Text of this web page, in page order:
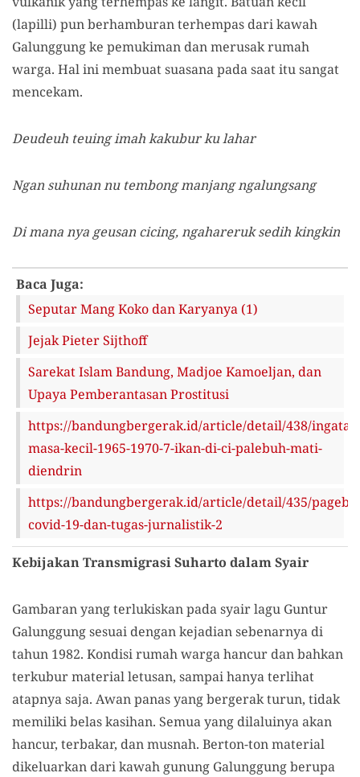
(lapilli) pun berhamburan terhempas dari kawah
Galunggung ke pemukiman dan merusak rumah
warga. Hal ini membuat suasana pada saat itu sangat
mencekam.
Deudeuh teuing imah kakubur ku lahar
Ngan suhunan nu tembong manjang ngalungsang
Di mana nya geusan cicing, ngahareruk sedih kingkin
Baca Juga:
Seputar Mang Koko dan Karyanya (1)
Jejak Pieter Sijthoff
Sarekat Islam Bandung, Madjoe Kamoeljan, dan
Upaya Pemberantasan Prostitusi
https://bandungbergerak.id/article/detail/438/
masa-kecil-1965-1970-7-ikan-di-ci-palebuh-mati-
diendrin
https://bandungbergerak.id/article/detail/435/
covid-19-dan-tugas-jurnalistik-2
Kebijakan Transmigrasi Suharto dalam Syair
Gambaran yang terlukiskan pada syair lagu Guntur
Galunggung sesuai dengan kejadian sebenarnya di
tahun 1982. Kondisi rumah warga hancur dan bahkan
terkubur material letusan, sampai hanya terlihat
atapnya saja. Awan panas yang bergerak turun, tidak
memiliki belas kasihan. Semua yang dilaluinya akan
hancur, terbakar, dan musnah. Berton-ton material
dikeluarkan dari kawah gunung Galunggung berupa